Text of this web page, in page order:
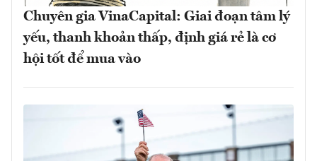
Chuyên gia VinaCapital: Giai đoạn tâm lý
yếu, thanh khoản thấp, định giá rẻ là cơ
hội tốt để mua vào